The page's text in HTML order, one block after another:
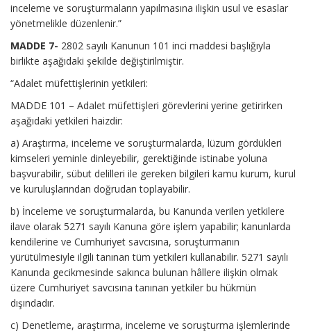
inceleme ve soruşturmaların yapılmasına ilişkin usul ve esaslar
yönetmelikle düzenlenir.”
MADDE 7- 2802 sayılı Kanunun 101 inci maddesi başlığıyla
birlikte aşağıdaki şekilde değiştirilmiştir.
“Adalet müfettişlerinin yetkileri:
MADDE 101 – Adalet müfettişleri görevlerini yerine getirirken
aşağıdaki yetkileri haizdir:
a) Araştırma, inceleme ve soruşturmalarda, lüzum gördükleri
kimseleri yeminle dinleyebilir, gerektiğinde istinabe yoluna
başvurabilir, sübut delilleri ile gereken bilgileri kamu kurum, kurul
ve kuruluşlarından doğrudan toplayabilir.
b) İnceleme ve soruşturmalarda, bu Kanunda verilen yetkilere
ilave olarak 5271 sayılı Kanuna göre işlem yapabilir; kanunlarda
kendilerine ve Cumhuriyet savcısına, soruşturmanın
yürütülmesiyle ilgili tanınan tüm yetkileri kullanabilir. 5271 sayılı
Kanunda gecikmesinde sakınca bulunan hâllere ilişkin olmak
üzere Cumhuriyet savcısına tanınan yetkiler bu hükmün
dışındadır.
c) Denetleme, araştırma, inceleme ve soruşturma işlemlerinde